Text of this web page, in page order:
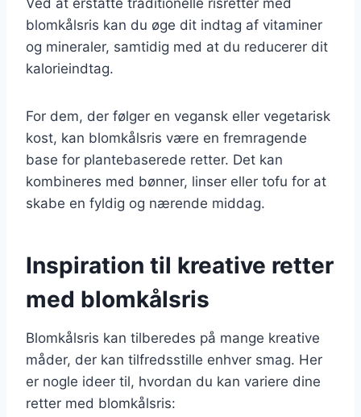
blomkålsris kan du øge dit indtag af vitaminer
og mineraler, samtidig med at du reducerer dit
kalorieindtag.
For dem, der følger en vegansk eller vegetarisk
kost, kan blomkålsris være en fremragende
base for plantebaserede retter. Det kan
kombineres med bønner, linser eller tofu for at
skabe en fyldig og nærende middag.
Inspiration til kreative retter
med blomkålsris
Blomkålsris kan tilberedes på mange kreative
måder, der kan tilfredsstille enhver smag. Her
er nogle ideer til, hvordan du kan variere dine
retter med blomkålsris: